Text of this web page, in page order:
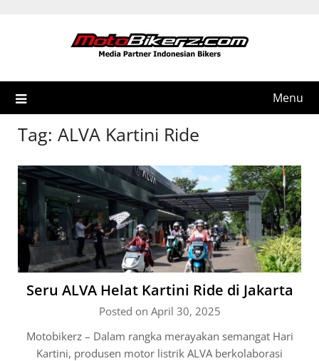
Menu
Tag: ALVA Kartini Ride
Seru ALVA Helat Kartini Ride di Jakarta
Posted on April 30, 2025
Motobikerz – Dalam rangka merayakan semangat Hari
Kartini, produsen motor listrik ALVA berkolaborasi